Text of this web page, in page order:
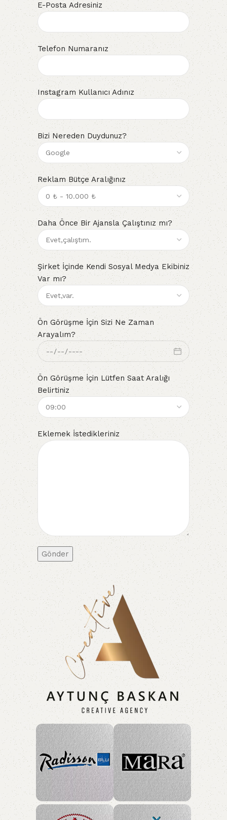
E-Posta Adresiniz
Telefon Numaranız
Instagram Kullanıcı Adınız
Bizi Nereden Duydunuz?
Reklam Bütçe Aralığınız
Daha Önce Bir Ajansla Çalıştınız mı?
Şirket İçinde Kendi Sosyal Medya Ekibiniz
Var mı?
Ön Görüşme İçin Sizi Ne Zaman
Arayalım?
Ön Görüşme İçin Lütfen Saat Aralığı
Belirtiniz
Eklemek İstedikleriniz